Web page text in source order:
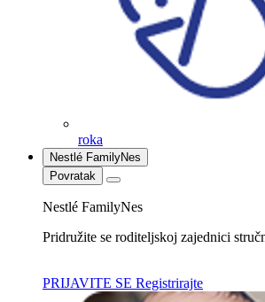
roka
Nestlé FamilyNes
Povratak
Nestlé FamilyNes
Pridružite se roditeljskoj zajednici
PRIJAVITE SE Registrirajte